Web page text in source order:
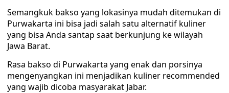
Semangkuk bakso yang lokasinya mudah ditemukan di
Purwakarta ini bisa jadi salah satu alternatif kuliner
yang bisa Anda santap saat berkunjung ke wilayah
Jawa Barat.
Rasa bakso di Purwakarta yang enak dan porsinya
mengenyangkan ini menjadikan kuliner recommended
yang wajib dicoba masyarakat Jabar.